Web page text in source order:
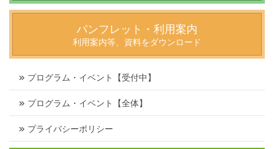
パンフレット・利用案内
利用案内等、資料をダウンロード
プログラム・イベント【受付中】
プログラム・イベント【全体】
プライバシーポリシー